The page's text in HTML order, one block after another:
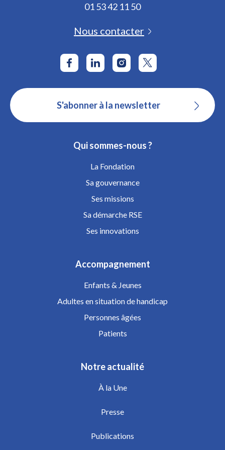
01 53 42 11 50
Nous contacter
S'abonner à la newsletter
Qui sommes-nous ?
La Fondation
Sa gouvernance
Ses missions
Sa démarche RSE
Ses innovations
Accompagnement
Enfants & Jeunes
Adultes en situation de handicap
Personnes âgées
Patients
Notre actualité
À la Une
Presse
Publications